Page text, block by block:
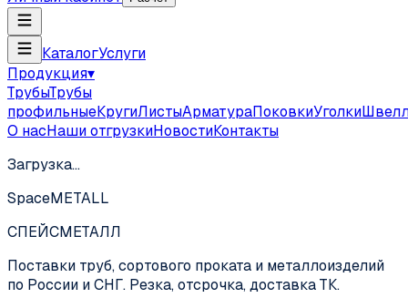
КаталогУслуги
Продукция▾
ТрубыТрубы
профильныеКругиЛистыАрматураПоковкиУголки
О насНаши отгрузкиНовостиКонтакты
Загрузка…
SpaceMETALL
СПЕЙСМЕТАЛЛ
Поставки труб, сортового проката и металлоизделий
по России и СНГ. Резка, отсрочка, доставка ТК.